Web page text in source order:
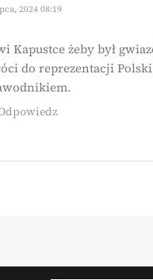
2024 08:19
Kapustce żeby był
do reprezentacji